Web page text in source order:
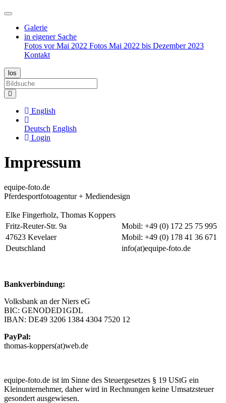
Galerie
in eigener Sache
Fotos vor Mai 2022 Fotos Mai 2022 bis Dezember 2023
Kontakt
English
Deutsch English
Login
Impressum
equipe-foto.de
Pferdesportfotoagentur + Mediendesign
Elke Fingerholz, Thomas Koppers
Fritz-Reuter-Str. 9a
Mobil: +49 (0) 172 25 75 995
47623 Kevelaer
Mobil: +49 (0) 178 41 36 671
Deutschland
info(at)equipe-foto.de
Bankverbindung:
Volksbank an der Niers eG
BIC: GENODED1GDL
IBAN: DE49 3206 1384 4304 7520 12
PayPal:
thomas-koppers(at)web.de
equipe-foto.de ist im Sinne des Steuergesetzes § 19 UStG ein
Kleinunternehmer, daher wird in Rechnungen keine Umsatzsteuer
gesondert ausgewiesen.